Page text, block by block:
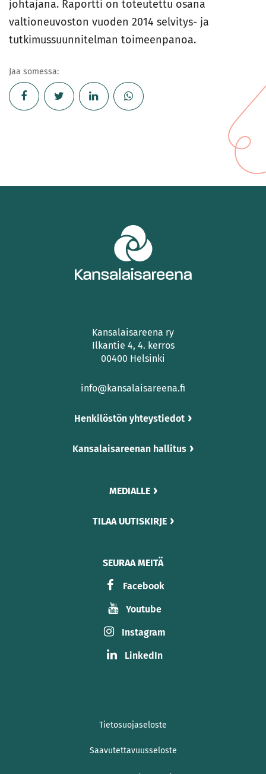
johtajana. Raportti on toteutettu osana
valtioneuvoston vuoden 2014 selvitys- ja
tutkimussuunnitelman toimeenpanoa.
Jaa somessa:
Kansalaisareena ry
Ilkantie 4, 4. kerros
00400 Helsinki
info@kansalaisareena.fi
Henkilöstön yhteystiedot
Kansalaisareenan hallitus
MEDIALLE
TILAA UUTISKIRJE
SEURAA MEITÄ
Facebook
Youtube
Instagram
LinkedIn
Tietosuojaseloste
Saavutettavuusseloste